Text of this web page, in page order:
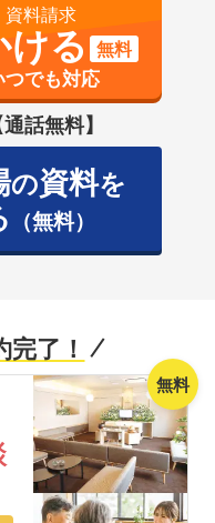
資料請求
る 無料
つでも対応
話無料】
の資料を
（無料）
了！
無料